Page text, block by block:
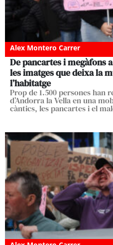
Alex Montero Carrer
De pancartes i megàfons
les imatges que deixa la
l’habitatge
Prop de 1.500 persones han
d’Andorra la Vella en una
càntics, les pancartes i el